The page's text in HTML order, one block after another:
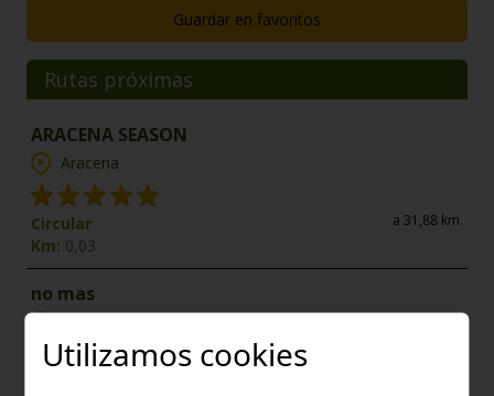
Guardar en favoritos
Rutas próximas
ARACENA SEASON
Aracena
Circular
Km: 0,03
a 31,88 km.
no mas
Utilizamos cookies